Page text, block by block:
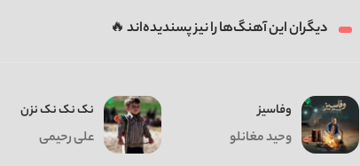
دیگران این آهنگ‌ها را نیز پسندیده‌اند 🔥
وفاسیز
وحید مغانلو
نک نک نک نزن
علی رحیمی